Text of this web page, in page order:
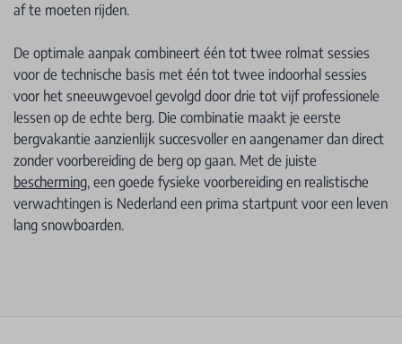
af te moeten rijden.
De optimale aanpak combineert één tot twee rolmat sessies
voor de technische basis met één tot twee indoorhal sessies
voor het sneeuwgevoel gevolgd door drie tot vijf professionele
lessen op de echte berg. Die combinatie maakt je eerste
bergvakantie aanzienlijk succesvoller en aangenamer dan direct
zonder voorbereiding de berg op gaan. Met de juiste
bescherming, een goede fysieke voorbereiding en realistische
verwachtingen is Nederland een prima startpunt voor een leven
lang snowboarden.